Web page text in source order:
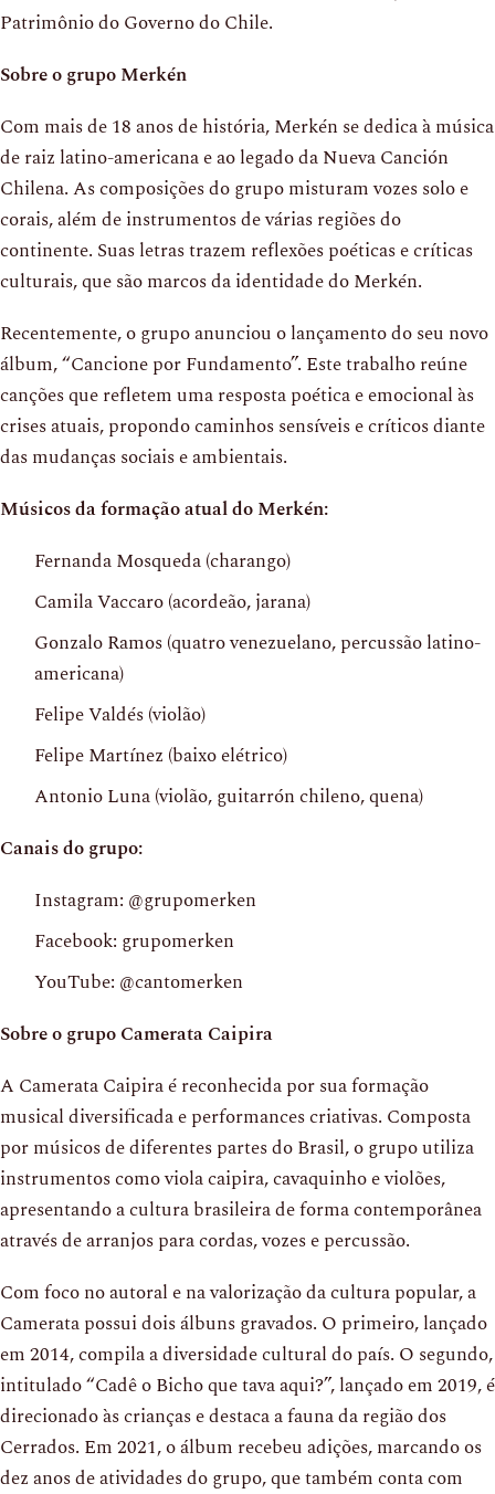
Patrimônio do Governo do Chile.
Sobre o grupo Merkén
Com mais de 18 anos de história, Merkén se dedica à música
de raiz latino-americana e ao legado da Nueva Canción
Chilena. As composições do grupo misturam vozes solo e
corais, além de instrumentos de várias regiões do
continente. Suas letras trazem reflexões poéticas e críticas
culturais, que são marcos da identidade do Merkén.
Recentemente, o grupo anunciou o lançamento do seu novo
álbum, “Cancione por Fundamento”. Este trabalho reúne
canções que refletem uma resposta poética e emocional às
crises atuais, propondo caminhos sensíveis e críticos diante
das mudanças sociais e ambientais.
Músicos da formação atual do Merkén:
Fernanda Mosqueda (charango)
Camila Vaccaro (acordeão, jarana)
Gonzalo Ramos (quatro venezuelano, percussão latino-
americana)
Felipe Valdés (violão)
Felipe Martínez (baixo elétrico)
Antonio Luna (violão, guitarrón chileno, quena)
Canais do grupo:
Instagram: @grupomerken
Facebook: grupomerken
YouTube: @cantomerken
Sobre o grupo Camerata Caipira
A Camerata Caipira é reconhecida por sua formação
musical diversificada e performances criativas. Composta
por músicos de diferentes partes do Brasil, o grupo utiliza
instrumentos como viola caipira, cavaquinho e violões,
apresentando a cultura brasileira de forma contemporânea
através de arranjos para cordas, vozes e percussão.
Com foco no autoral e na valorização da cultura popular, a
Camerata possui dois álbuns gravados. O primeiro, lançado
em 2014, compila a diversidade cultural do país. O segundo,
intitulado “Cadê o Bicho que tava aqui?”, lançado em 2019, é
direcionado às crianças e destaca a fauna da região dos
Cerrados. Em 2021, o álbum recebeu adições, marcando os
dez anos de atividades do grupo, que também conta com